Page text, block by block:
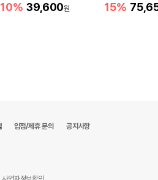
10% 39,600원 15%
입점/제휴 문의 공지사항